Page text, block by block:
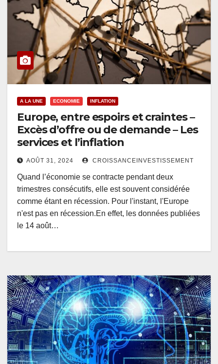
A LA UNE ECONOMIE INFLATION
Europe, entre espoirs et craintes –
Excès d’offre ou de demande – Les
services et l’inflation
AOÛT 31, 2024 CROISSANCEINVESTISSEMENT
Quand l’économie se contracte pendant deux
trimestres consécutifs, elle est souvent considérée
comme étant en récession. Pour l'instant, l'Europe
n'est pas en récession.En effet, les données publiées
le 14 août…